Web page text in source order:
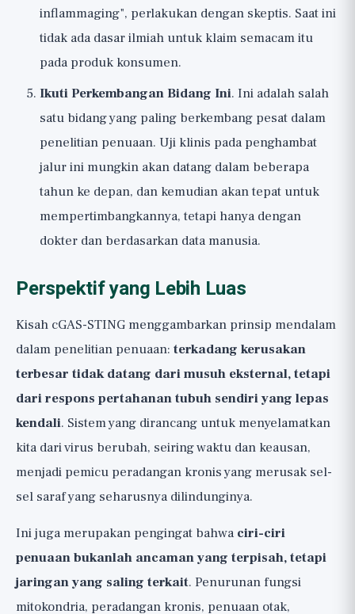
inflammaging", perlakukan dengan skeptis. Saat ini
tidak ada dasar ilmiah untuk klaim semacam itu
pada produk konsumen.
Ikuti Perkembangan Bidang Ini. Ini adalah salah
satu bidang yang paling berkembang pesat dalam
penelitian penuaan. Uji klinis pada penghambat
jalur ini mungkin akan datang dalam beberapa
tahun ke depan, dan kemudian akan tepat untuk
mempertimbangkannya, tetapi hanya dengan
dokter dan berdasarkan data manusia.
Perspektif yang Lebih Luas
Kisah cGAS-STING menggambarkan prinsip mendalam
dalam penelitian penuaan: terkadang kerusakan
terbesar tidak datang dari musuh eksternal, tetapi
dari respons pertahanan tubuh sendiri yang lepas
kendali. Sistem yang dirancang untuk menyelamatkan
kita dari virus berubah, seiring waktu dan keausan,
menjadi pemicu peradangan kronis yang merusak sel-
sel saraf yang seharusnya dilindunginya.
Ini juga merupakan pengingat bahwa ciri-ciri
penuaan bukanlah ancaman yang terpisah, tetapi
jaringan yang saling terkait. Penurunan fungsi
mitokondria, peradangan kronis, penuaan otak,